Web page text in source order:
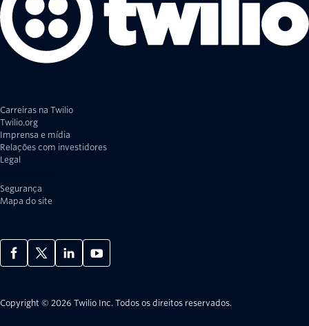
Carreiras na Twilio
Twilio.org
Imprensa e mídia
Relações com investidores
Legal
Segurança
Mapa do site
Copyright © 2026 Twilio Inc. Todos os direitos reservados.